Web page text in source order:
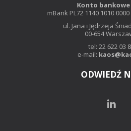
Konto bankowe
mBank PL72 1140 1010
ul. Jana i Jędrzeja
00-654
tel: 22 622 03
e-mail:
ODWIEDŹ